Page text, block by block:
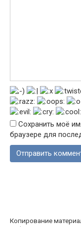
Сохранить моё
браузере для
Копирование